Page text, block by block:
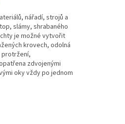
nářadí, strojů a
slámy, shrabaného
je možné vytvořit
krovech, odolná
zdvojenými
oky vždy po jednom